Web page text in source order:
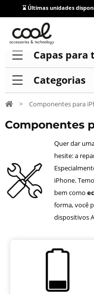
⌛ Últimas unidades
Capas para
Categorias
> Componentes para
Componentes
Quer dar
hesite: a
iPhone.
bem como
forma, você
dispositivos